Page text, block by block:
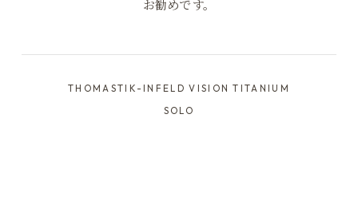
お勧めです。
THOMASTIK-INFELD VISION TITANIUM
SOLO